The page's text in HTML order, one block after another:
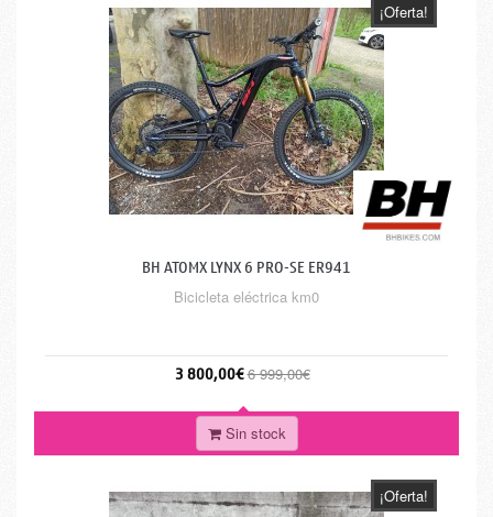
¡Oferta!
BH ATOMX LYNX 6 PRO-SE ER941
Bicicleta eléctrica km0
3 800,00€6 999,00€
Sin stock
¡Oferta!